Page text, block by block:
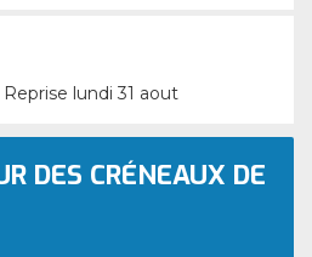
lundi 31 aout
DES CRÉNEAUX DE